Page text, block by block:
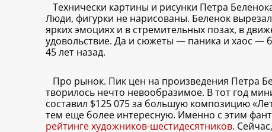
Технически картины и рисунки Петра
Люди, фигурки не нарисованы. Беленок
ярких эмоциях и в стремительных позах, в
удовольствие. Да и сюжеты — паника и хаос —
45 лет назад.
Про рынок. Пик цен на произведения Петра
творилось нечто невообразимое. В тот год
составил $125 075 за большую композицию
тем еще более интересную. Именно с этим
рейтинге художников-шестидесятников.